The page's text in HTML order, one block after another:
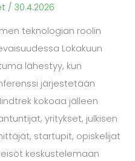
/ 30.4.2026
teknologian roolin
Lokakuun
lähestyy, kun
järjestetään
kokoaa jälleen
yritykset, julkisen
startupit, opiskelijat
keskustelemaan